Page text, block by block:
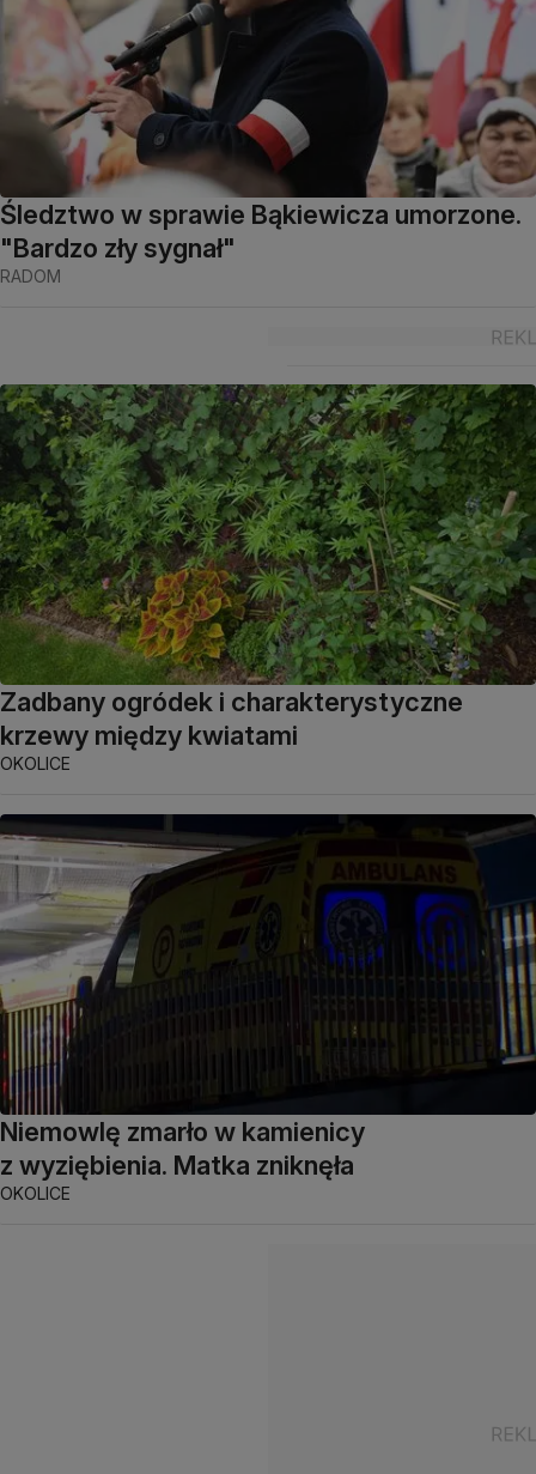
Śledztwo w sprawie Bąkiewicza umorzone.
"Bardzo zły sygnał"
RADOM
Zadbany ogródek i charakterystyczne
krzewy między kwiatami
OKOLICE
Niemowlę zmarło w kamienicy
z wyziębienia. Matka zniknęła
OKOLICE